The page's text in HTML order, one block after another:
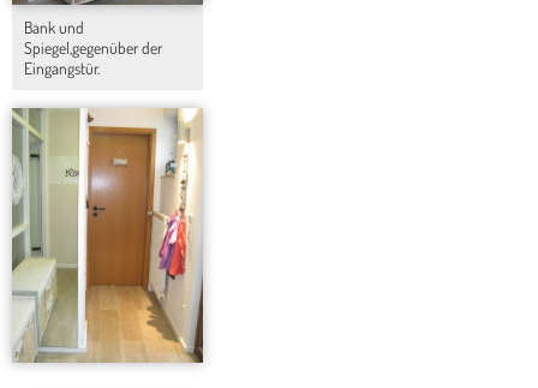
Bank und
Spiegel,gegenüber der
Eingangstür.